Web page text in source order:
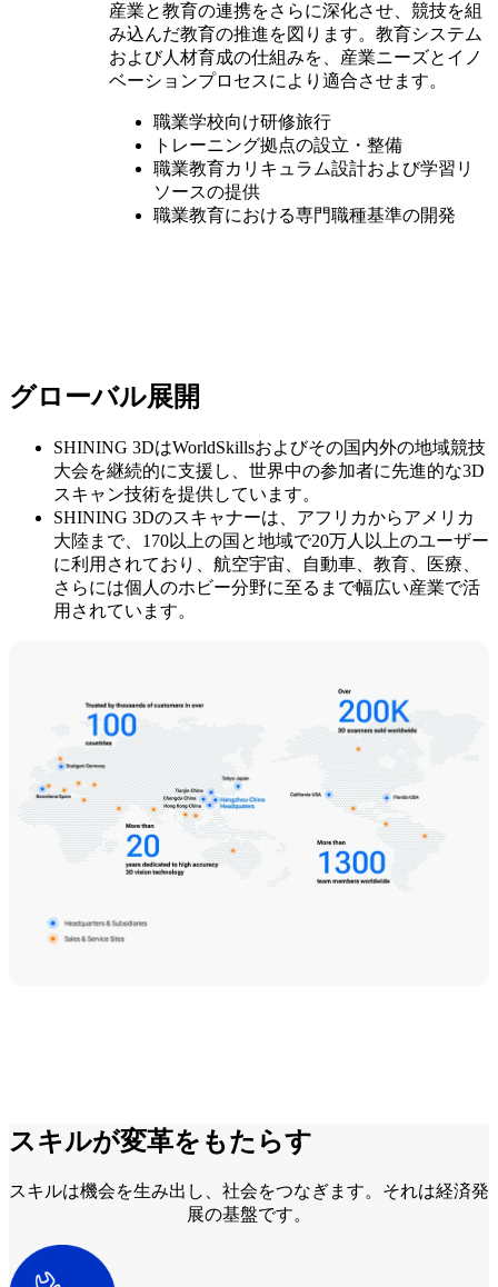
産業と教育の連携をさらに深化させ、競技を組
み込んだ教育の推進を図ります。教育システム
および人材育成の仕組みを、産業ニーズとイノ
ベーションプロセスにより適合させます。
職業学校向け研修旅行
トレーニング拠点の設立・整備
職業教育カリキュラム設計および学習リ
ソースの提供
職業教育における専門職種基準の開発
グローバル展開
SHINING 3DはWorldSkillsおよびその国内外の地域競技
大会を継続的に支援し、世界中の参加者に先進的な3D
スキャン技術を提供しています。
SHINING 3Dのスキャナーは、アフリカからアメリカ
大陸まで、170以上の国と地域で20万人以上のユーザー
に利用されており、航空宇宙、自動車、教育、医療、
さらには個人のホビー分野に至るまで幅広い産業で活
用されています。
スキルが変革をもたらす
スキルは機会を生み出し、社会をつなぎます。それは経済発
展の基盤です。